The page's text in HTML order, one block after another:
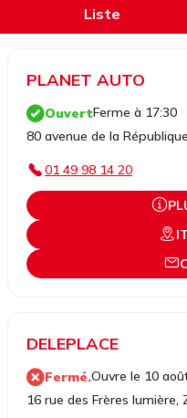
Liste
PLANET AUTO
OuvertFerme à 17:30
80 avenue de la
01 49 98 14 20
DELEPLACE
Fermé.Ouvre le 10
16 rue des Frères lumière,